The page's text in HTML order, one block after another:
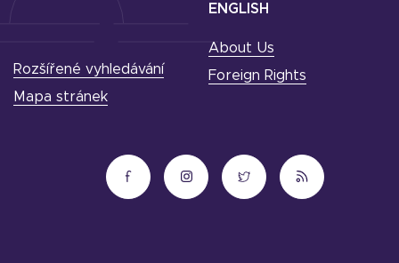
ENGLISH
About Us
Foreign Rights
Rozšířené vyhledávání
Mapa stránek